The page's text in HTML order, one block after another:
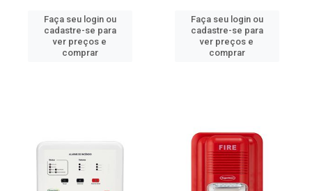
Faça seu login ou
cadastre-se para
ver preços e
comprar
Faça seu login ou
cadastre-se para
ver preços e
comprar